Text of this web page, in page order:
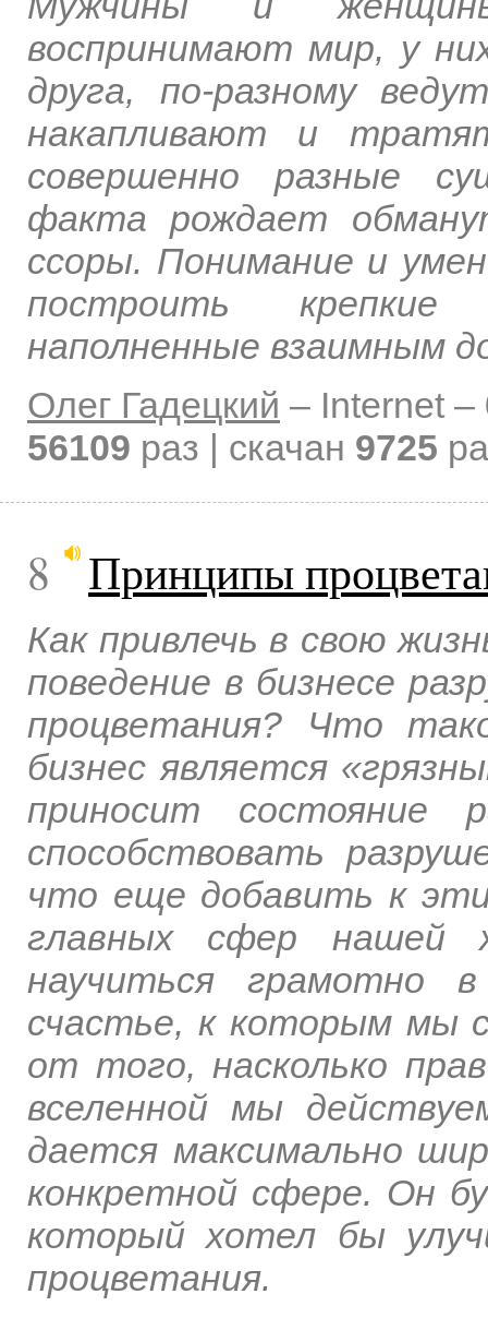
воспринимают мир, у
друга, по-разному
накапливают и
совершенно разные
факта рождает
ссоры. Понимание и
построить
наполненные взаимным
Олег Гадецкий – Internet –
56109 раз | скачан 9725
8 Принципы
Как привлечь в свою
поведение в бизнесе
процветания? Что
бизнес является
приносит
способствовать
что еще добавить к
главных сфер нашей
научиться грамотно
счастье, к которым мы
от того, насколько
вселенной мы
дается максимально
конкретной сфере. Он
который хотел бы
процветания.